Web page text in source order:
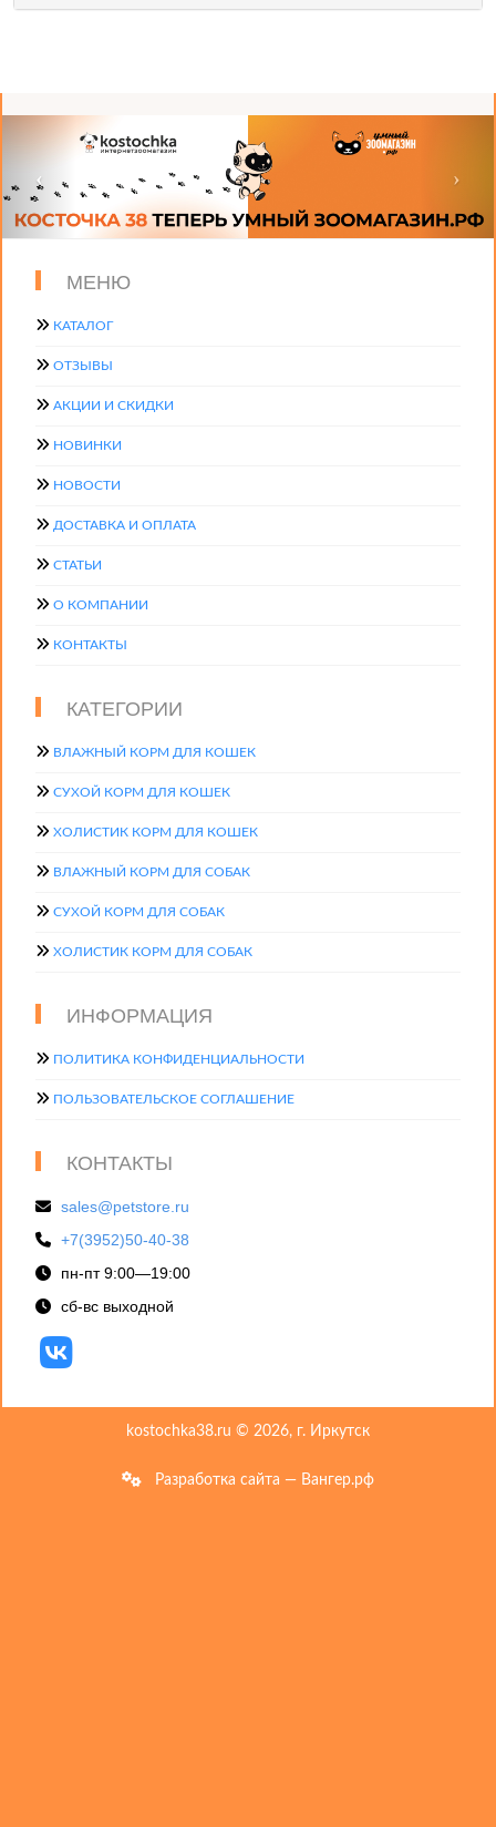
МЕНЮ
КАТАЛОГ
ОТЗЫВЫ
АКЦИИ И СКИДКИ
НОВИНКИ
НОВОСТИ
ДОСТАВКА И ОПЛАТА
СТАТЬИ
О КОМПАНИИ
КОНТАКТЫ
КАТЕГОРИИ
ВЛАЖНЫЙ КОРМ ДЛЯ КОШЕК
СУХОЙ КОРМ ДЛЯ КОШЕК
ХОЛИСТИК КОРМ ДЛЯ КОШЕК
ВЛАЖНЫЙ КОРМ ДЛЯ СОБАК
СУХОЙ КОРМ ДЛЯ СОБАК
ХОЛИСТИК КОРМ ДЛЯ СОБАК
ИНФОРМАЦИЯ
ПОЛИТИКА КОНФИДЕНЦИАЛЬНОСТИ
ПОЛЬЗОВАТЕЛЬСКОЕ СОГЛАШЕНИЕ
КОНТАКТЫ
sales@petstore.ru
+7(3952)50-40-38
пн-пт 9:00—19:00
сб-вс выходной
kostochka38.ru © 2026, г. Иркутск
Разработка сайта — Вангер.рф